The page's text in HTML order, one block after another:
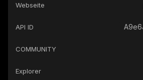
Webseite
API ID
COMMUNITY
Explorer